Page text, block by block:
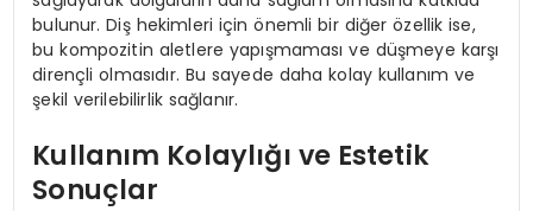
bulunur. Diş hekimleri için önemli bir diğer özellik ise,
bu kompozitin aletlere yapışmaması ve düşmeye karşı
dirençli olmasıdır. Bu sayede daha kolay kullanım ve
şekil verilebilirlik sağlanır.
Kullanım Kolaylığı ve Estetik
Sonuçlar